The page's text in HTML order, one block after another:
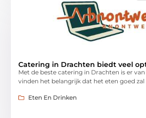
Catering in Drachten biedt veel
Met de beste catering in Drachten is er
vinden het belangrijk dat het eten goed
Eten En Drinken